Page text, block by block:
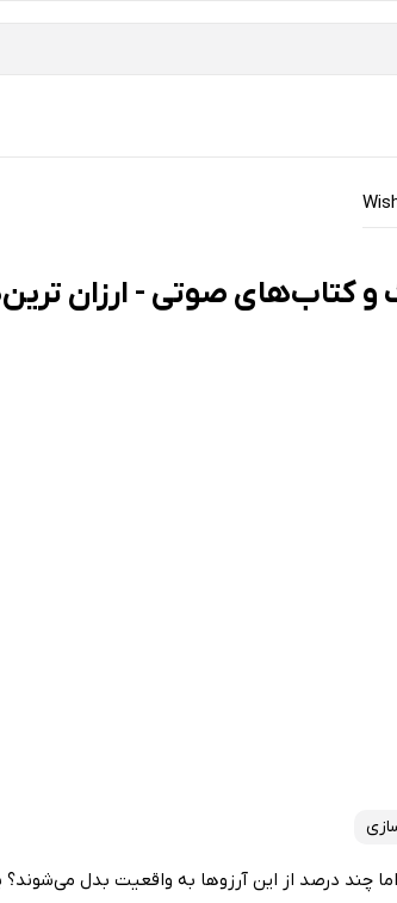
چند درصد از این آرزوها به واقعیت بدل می‌شوند؟